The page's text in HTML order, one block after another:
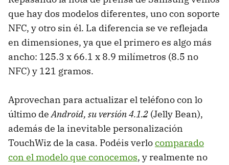
que hay dos modelos diferentes, uno con soporte
NFC, y otro sin él. La diferencia se ve reflejada
en dimensiones, ya que el primero es algo más
ancho: 125.3 x 66.1 x 8.9 milímetros (8.5 no
NFC) y 121 gramos.
Aprovechan para actualizar el teléfono con lo
último deAndroid, su versión 4.1.2 (Jelly Bean),
además de la inevitable personalización
TouchWiz de la casa. Podéis verlocomparado
con el modelo que conocemos, y realmente no